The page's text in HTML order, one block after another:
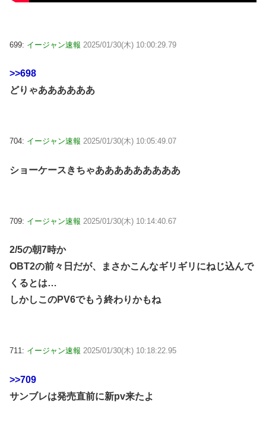
699: イージャン速報 2025/01/30(木) 10:00:29.79
>>698
どりゃああああああ
704: イージャン速報 2025/01/30(木) 10:05:49.07
ショーケースきちゃあああああああああ
709: イージャン速報 2025/01/30(木) 10:14:40.67
2/5の朝7時か
OBT2の前々日だが、まさかこんなギリギリにねじ込んで
くるとは…
しかしこのPV6でもう終わりかもね
711: イージャン速報 2025/01/30(木) 10:18:22.95
>>709
サンブレは発売直前に新pv来たよ